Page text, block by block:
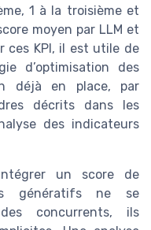
1 à la troisième et
moyen par LLM et
ces KPI, il est utile de
d’optimisation des
déjà en place, par
décrits dans les
des indicateurs
un score de
génératifs ne se
concurrents, ils